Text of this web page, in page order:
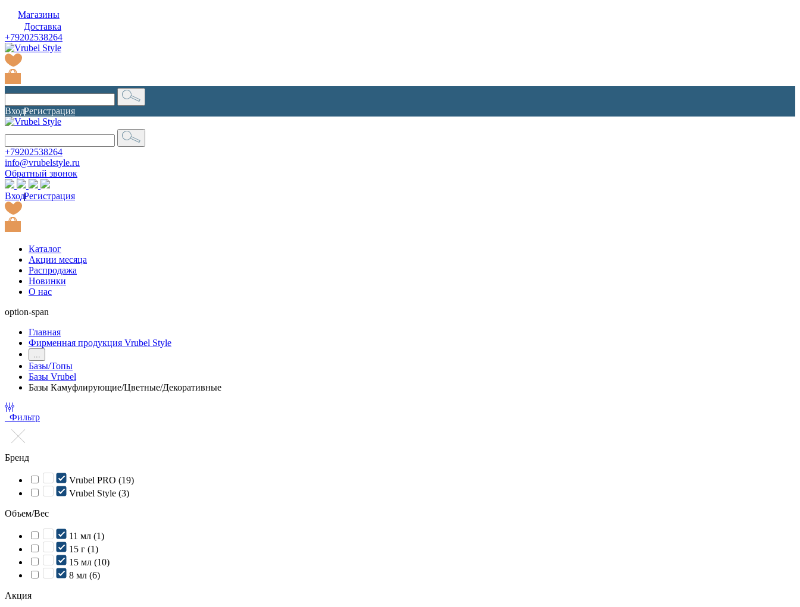
Магазины
Доставка
+79202538264
Вход|
Регистрация
+79202538264
info@vrubelstyle.ru
Обратный звонок
Вход|
Регистрация
Каталог
Акции месяца
Распродажа
Новинки
О нас
option-span
Главная
Фирменная продукция Vrubel Style
...
Базы/Топы
Базы Vrubel
Базы Камуфлирующие/Цветные/Декоративные
Фильтр
Бренд
Vrubel PRO (19)
Vrubel Style (3)
Объем/Вес
11 мл (1)
15 г (1)
15 мл (10)
8 мл (6)
Акция